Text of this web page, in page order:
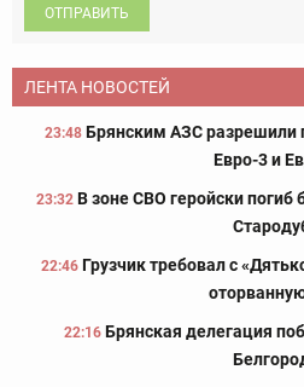
ОТПРАВИТЬ
ЛЕНТА НОВОСТЕЙ
23:48 Брянским АЗС разрешили
Евро-3 и
23:32 В зоне СВО геройски
22:46 Грузчик требовал с
22:16 Брянская делегация